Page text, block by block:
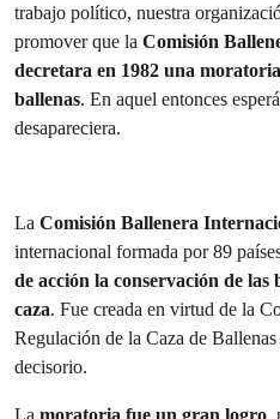
trabajo político, nuestra
promover que la Comisión
decretara en 1982 una
ballenas. En aquel entonces
desapareciera.
La Comisión Ballenera
internacional formada por 89
de acción la conservación de las
caza. Fue creada en virtud de la
Regulación de la Caza de
decisorio.